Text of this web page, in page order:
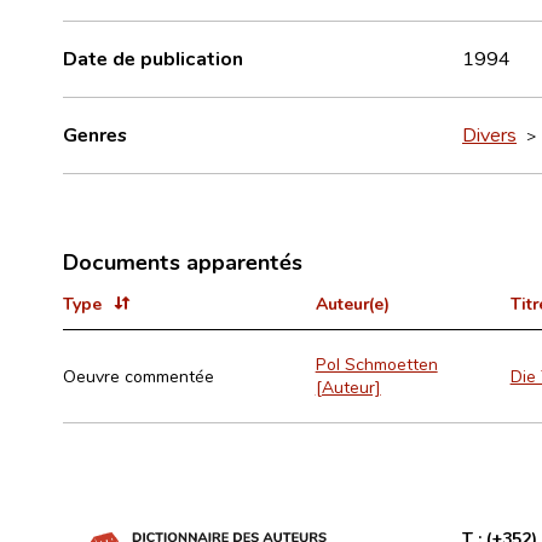
Date de publication 1994
Genres Divers >
Documents apparentés
Type Auteur(e)
Oeuvre commentée
Pol Schmoetten
[Auteur]
Die